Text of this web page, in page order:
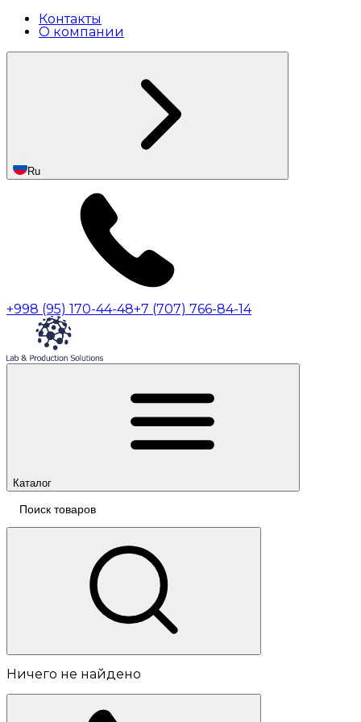
Контакты
О компании
Ru
+998 (95) 170-44-48+7 (707) 766-84-14
Каталог
Ничего не найдено